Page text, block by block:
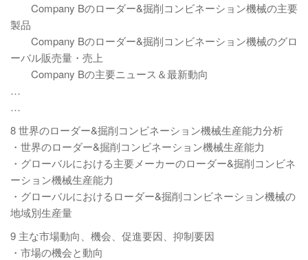
Company Bのローダー&掘削コンビネーション機械の主要
製品
Company Bのローダー&掘削コンビネーション機械のグロ
ーバル販売量・売上
Company Bの主要ニュース＆最新動向
…
…
8 世界のローダー&掘削コンビネーション機械生産能力分析
・世界のローダー&掘削コンビネーション機械生産能力
・グローバルにおける主要メーカーのローダー&掘削コンビネ
ーション機械生産能力
・グローバルにおけるローダー&掘削コンビネーション機械の
地域別生産量
9 主な市場動向、機会、促進要因、抑制要因
・市場の機会と動向